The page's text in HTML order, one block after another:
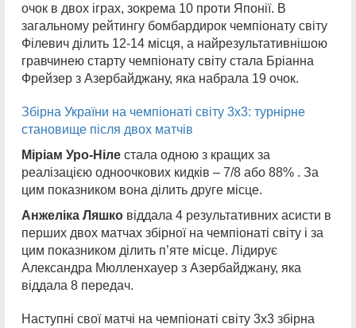
очок в двох іграх, зокрема 10 проти Японії. В
загальному рейтингу бомбардирок чемпіонату світу
Філевич ділить 12-14 місця, а найрезультативнішою
гравчинею старту чемпіонату світу стала Бріанна
Фрейзер з Азербайджану, яка набрала 19 очок.
Збірна України на чемпіонаті світу 3х3: турнірне
становище після двох матчів
Міріам Уро-Ніле стала одною з кращих за
реалізацією одноочкових кидків – 7/8 або 88% . За
цим показником вона ділить друге місце.
Анжеліка Ляшко віддала 4 результативних асисти в
перших двох матчах збірної на чемпіонаті світу і за
цим показником ділить п’яте місце. Лідирує
Александра Мюлленхауер з Азербайджану, яка
віддала 8 передач.
Наступні свої матчі на чемпіонаті світу 3х3 збірна